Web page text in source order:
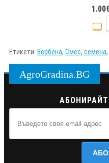
Етикети: Вербена, Смес, семена,
AgroGradina.BG